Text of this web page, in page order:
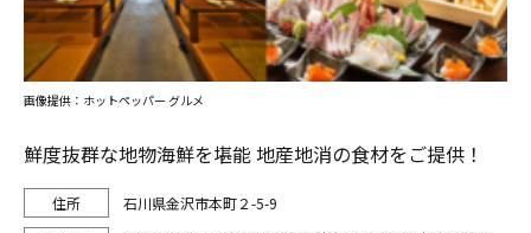
鮮度抜群な地物海鮮を堪能 地産地消の食材をご提供！
石川県金沢市本町２-5-9
画像提供：ホットペッパー グルメ